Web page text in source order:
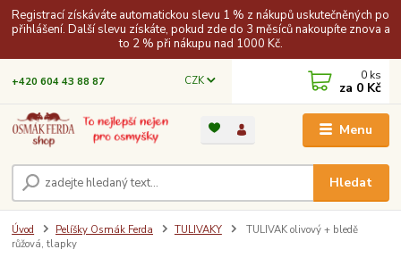
Registrací získáváte automatickou slevu 1 % z nákupů uskutečněných po
přihlášení. Další slevu získáte, pokud zde do 3 měsíců nakoupíte znova a
to 2 % při nákupu nad 1000 Kč.
Menu
CZK
Hledat
+420 604 43 88 87 0 ks
za 0 Kč
Úvod Pelíšky Osmák Ferda TULIVAKY
TULIVAK olivový + bledě
růžová, tlapky